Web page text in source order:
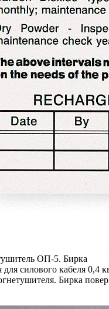
ОП-5. Бирка
силового кабеля 0,4
Бирка